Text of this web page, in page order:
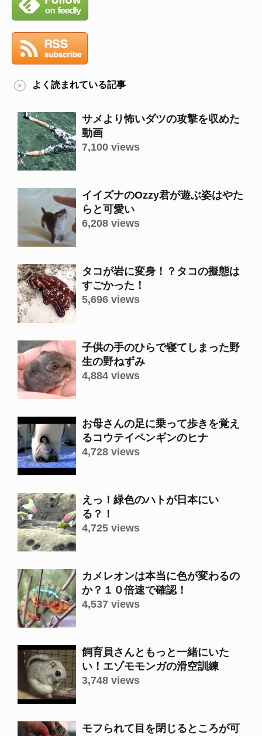
よく読まれている記事
サメより怖いダツの攻撃を収めた
動画
7,100 views
イイズナのOzzy君が遊ぶ姿はやた
らと可愛い
6,208 views
タコが岩に変身！？タコの擬態は
すごかった！
5,696 views
子供の手のひらで寝てしまった野
生の野ねずみ
4,884 views
お母さんの足に乗って歩きを覚え
るコウテイペンギンのヒナ
4,728 views
えっ！緑色のハトが日本にい
る？！
4,725 views
カメレオンは本当に色が変わるの
か？１０倍速で確認！
4,537 views
飼育員さんともっと一緒にいた
い！エゾモモンガの滑空訓練
3,748 views
モフられて目を閉じるところが可